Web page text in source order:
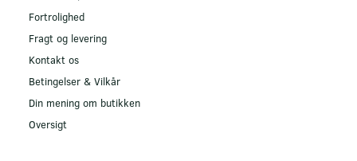
Fortrolighed
Fragt og levering
Kontakt os
Betingelser & Vilkår
Din mening om butikken
Oversigt